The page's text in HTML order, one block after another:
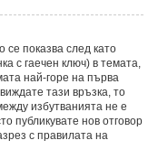
се показва след като
с гаечен ключ) в темата,
най-горе на първа
тази връзка, то
избутванията не е
публикувате нов отговор
с правилата на